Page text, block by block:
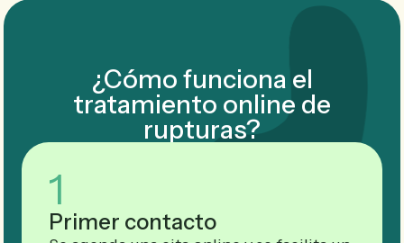
¿Cómo funciona el
tratamiento online de
rupturas?
1
Primer contacto